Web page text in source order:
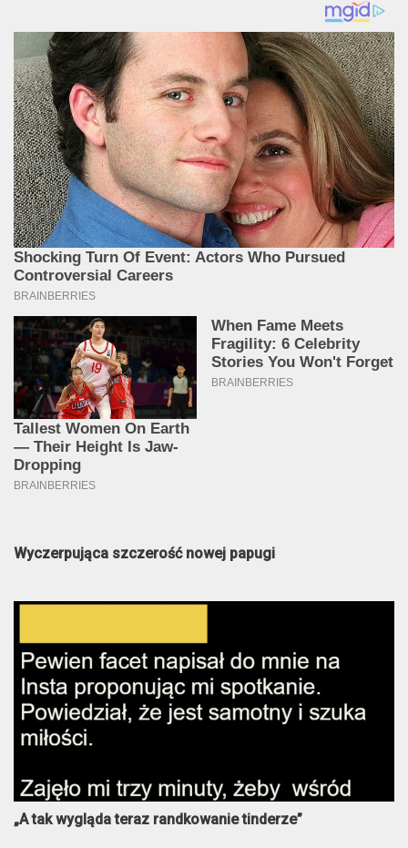
Wyczerpująca szczerość nowej papugi
„A tak wygląda teraz randkowanie tinderze”